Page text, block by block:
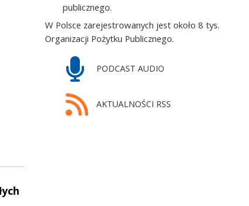
publicznego.
W Polsce zarejestrowanych jest około 8 tys.
Organizacji Pożytku Publicznego.
PODCAST AUDIO
AKTUALNOŚCI RSS